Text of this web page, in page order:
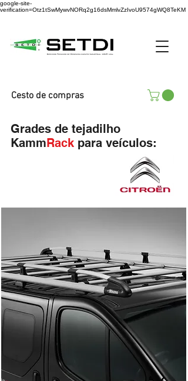
google-site-
verification=Otz1tSwMywvNORq2g16dsMmlvZzIvoU9574gWQ8TeKM
Cesto de compras
Grades de tejadilho
KammRack para veículos: